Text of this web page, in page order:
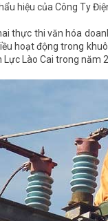
hiệu của Công Ty
thực thi văn hóa
hoạt động trong
Lực Lào Cai trong năm